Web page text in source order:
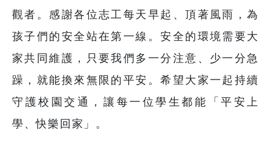
觀者。感謝各位志工每天早起、頂著風雨，為
孩子們的安全站在第一線。安全的環境需要大
家共同維護，只要我們多一分注意、少一分急
躁，就能換來無限的平安。希望大家一起持續
守護校園交通，讓每一位學生都能「平安上
學、快樂回家」。